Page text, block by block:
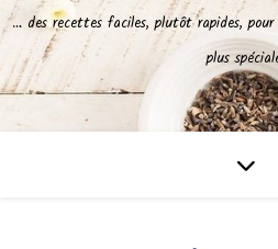
… des recettes faciles, plutôt rapides, pour
plus